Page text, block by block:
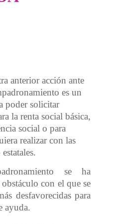
anterior acción ante
es un
poder solicitar
la renta social básica,
social o para
realizar con las
se ha
con el que se
desfavorecidas para
ayuda.